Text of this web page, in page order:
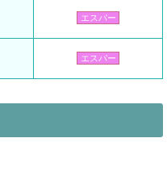
エスパー
エスパー